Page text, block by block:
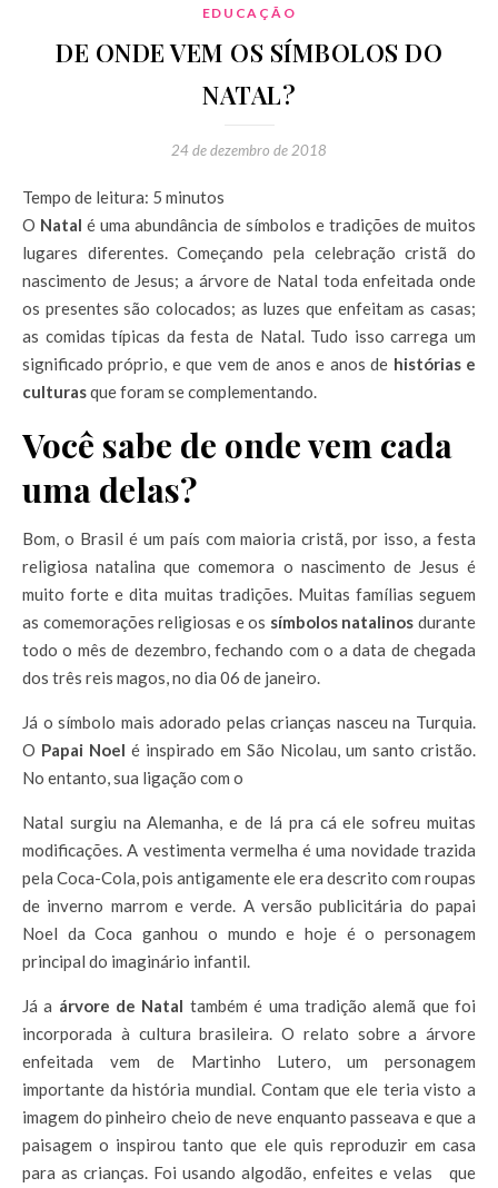
EDUCAÇÃO
DE ONDE VEM OS SÍMBOLOS DO
NATAL?
24 de dezembro de 2018
Tempo de leitura: 5 minutos
Natal é uma abundância de símbolos e tradições de muitos
lugares diferentes. Começando pela celebração cristã do
nascimento de Jesus; a árvore de Natal toda enfeitada onde
os presentes são colocados; as luzes que enfeitam as casas;
as comidas típicas da festa de Natal. Tudo isso carrega um
significado próprio, e que vem de anos e anos de histórias e
culturasque foram se complementando.
Você sabe de onde vem cada
uma delas?
Bom, o Brasil é um país com maioria cristã, por isso, a festa
religiosa natalina que comemora o nascimento de Jesus é
muito forte e dita muitas tradições. Muitas famílias seguem
as comemorações religiosas e os símbolos natalinos durante
todo o mês de dezembro, fechando com o a data de chegada
dos três reis magos, no dia 06 de janeiro.
Já o símbolo mais adorado pelas crianças nasceu na Turquia.
O Papai Noel é inspirado em São Nicolau, um santo cristão.
No entanto, sua ligação com o
Natal surgiu na Alemanha, e de lá pra cá ele sofreu muitas
modificações. A vestimenta vermelha é uma novidade trazida
pela Coca-Cola, pois antigamente ele era descrito com roupas
de inverno marrom e verde. A versão publicitária do papai
Noel da Coca ganhou o mundo e hoje é o personagem
principal do imaginário infantil.
Já a árvore de Natal também é uma tradição alemã que foi
incorporada à cultura brasileira. O relato sobre a árvore
enfeitada vem de Martinho Lutero, um personagem
importante da história mundial. Contam que ele teria visto a
imagem do pinheiro cheio de neve enquanto passeava e que a
paisagem o inspirou tanto que ele quis reproduzir em casa
para as crianças. Foi usando algodão, enfeites e velas que